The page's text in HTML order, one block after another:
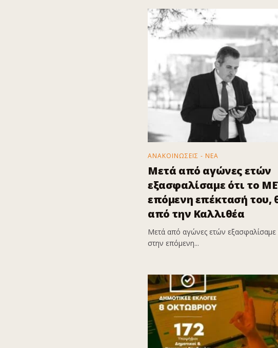
ΑΝΑΚΟΙΝΩΣΕΙΣ - ΝΕΑ
Μετά από αγώνες ετών
εξασφαλίσαμε ότι το
επόμενη επέκτασή του,
από την Καλλιθέα
Μετά από αγώνες ετών
στην επόμενη...